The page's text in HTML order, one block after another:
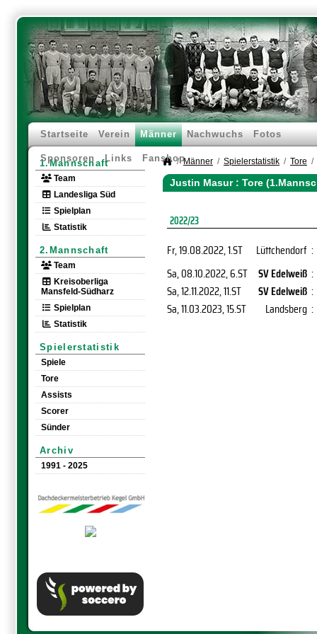
Startseite Verein Männer Nachwuchs Fotos
Sponsoren Links Fanshop
1.Mannschaft
Team
Landesliga Süd
Spielplan
Statistik
2.Mannschaft
Team
Kreisoberliga
Mansfeld-Südharz
Spielplan
Statistik
Spielerstatistik
Spiele
Tore
Assists
Scorer
Sünder
Archiv
1991 - 2025
Männer Spielerstatistik Tore
Justin Masur : Tore
2022/23
Fr, 19.08.2022, 1.ST Lüttchendorf :
Sa, 08.10.2022, 6.ST SV Edelweiß :
Sa, 12.11.2022, 11.ST SV Edelweiß :
Sa, 11.03.2023, 15.ST Landsberg :